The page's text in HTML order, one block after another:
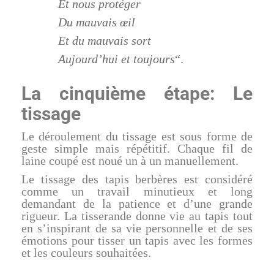
Et nous protéger
Du mauvais œil
Et du mauvais sort
Aujourd’hui et toujours“.
La cinquième étape: Le
tissage
Le déroulement du tissage est sous forme de
geste simple mais répétitif. Chaque fil de
laine coupé est noué un à un manuellement.
Le tissage des tapis berbères est considéré
comme un travail minutieux et long
demandant de la patience et d’une grande
rigueur. La tisserande donne vie au tapis tout
en s’inspirant de sa vie personnelle et de ses
émotions pour tisser un tapis avec les formes
et les couleurs souhaitées.